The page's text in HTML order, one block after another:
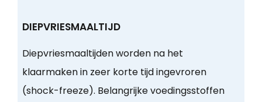
DIEPVRIESMAALTIJD
Diepvriesmaaltijden worden na het
klaarmaken in zeer korte tijd ingevroren
(shock-freeze). Belangrijke voedingsstoffen